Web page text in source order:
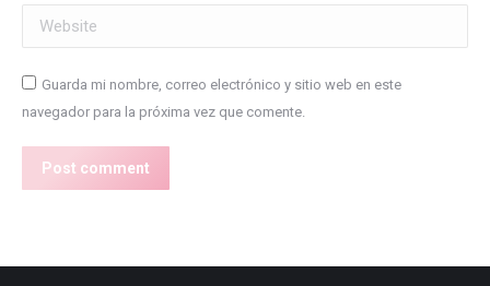
Website
Guarda mi nombre, correo electrónico y sitio web en este
navegador para la próxima vez que comente.
Post comment